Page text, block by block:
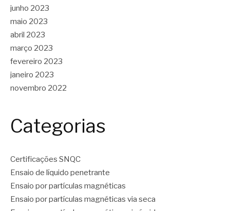
junho 2023
maio 2023
abril 2023
março 2023
fevereiro 2023
janeiro 2023
novembro 2022
Categorias
Certificações SNQC
Ensaio de líquido penetrante
Ensaio por partículas magnéticas
Ensaio por partículas magnéticas via seca